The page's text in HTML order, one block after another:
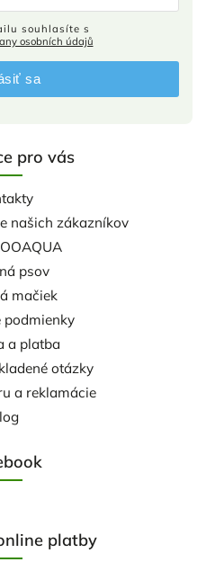
pro vás
našich zákazníkov
psov
mačiek
podmienky
a platba
otázky
a reklamácie
osobních údajů
sa
platby